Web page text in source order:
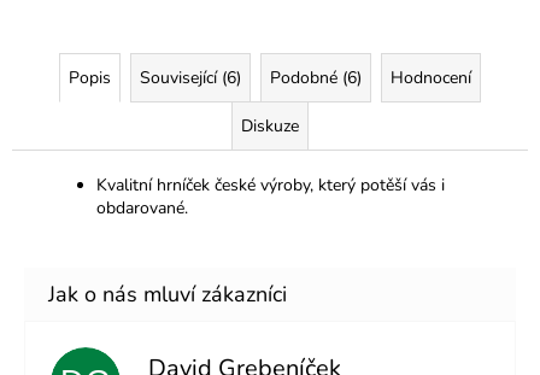
Popis Související (6) Podobné (6) Hodnocení
Diskuze
Kvalitní hrníček české výroby, který potěší vás i
obdarované.
David Grebeníček